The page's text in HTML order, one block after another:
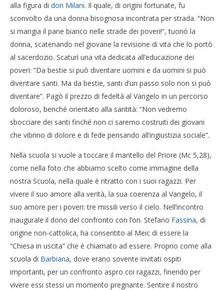
alla figura di don Milani. Il quale, di origini fortunate, fu
sconvolto da una donna bisognosa incontrata per strada. “Non
si mangia il pane bianco nelle strade dei poveri!”, tuonò la
donna, scatenando nel giovane la revisione di vita che lo portò
al sacerdozio. Scaturì una vita dedicata all’educazione dei
poveri: “Da bestie si può diventare uomini e da uomini si può
diventare santi. Ma da bestie, santi d’un passo solo non si può
diventare”. Pagò il prezzo di fedeltà al Vangelo in un percorso
doloroso, benché orientato alla santità: “Non vedremo
sbocciare dei santi finché non ci saremo costruiti dei giovani
che vibrino di dolore e di fede pensando all’ingiustizia sociale”.
Nella scuola si vuole a toccare il mantello del Priore (Mc 5,28),
come nella foto che abbiamo scelto come immagine della
nostra Scuola, nella quale è ritratto con i suoi ragazzi. Per
vivere il suo amore alla verità, la sua coerenza al Vangelo, il
suo amore per i poveri: tre missili verso il cielo. Nell’incontro
inaugurale il dono del confronto con l’on. Stefano Fassina, di
origine non-cattolica, ha consentito al Meic di essere la
“Chiesa in uscita” che è chiamato ad essere. Proprio come alla
scuola di Barbiana, dove erano sovente invitati ospiti
importanti, per un confronto aspro coi ragazzi, finendo per
vivere essi stessi un momento pregnante. Sentire il nostro